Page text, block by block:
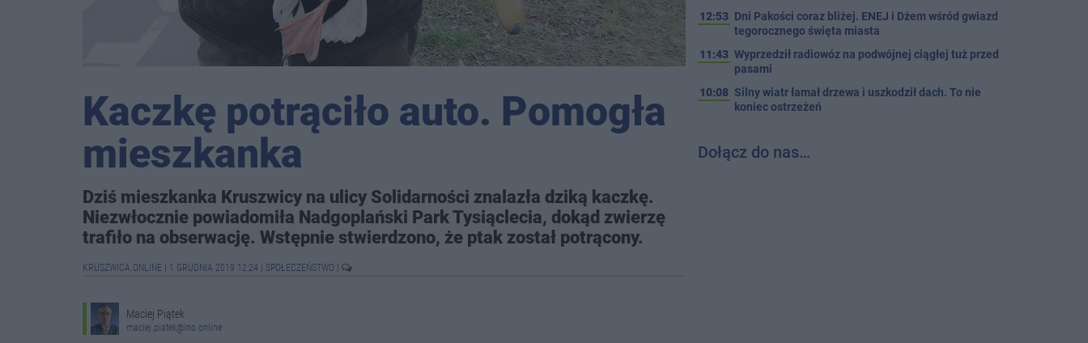
Kaczkę potrąciło auto. Pomogła
mieszkanka
Dziś mieszkanka Kruszwicy na ulicy Solidarności znalazła dziką kaczkę.
Niezwłocznie powiadomiła Nadgoplański Park Tysiąclecia, dokąd zwierzę
trafiło na obserwację. Wstępnie stwierdzono, że ptak został potrącony.
KRUSZWICA.ONLINE 1 GRUDNIA 2019 12:24 SPOŁECZEŃSTWO
Maciej Piątek
maciej.piatek@ino.online
12:53 Dni Pakości coraz bliżej. ENEJ i Dżem wśród gwiazd
tegorocznego święta miasta
11:43 Wyprzedził radiowóz na podwójnej ciągłej tuż przed
pasami
10:08 Silny wiatr łamał drzewa i uszkodził dach. To nie
koniec ostrzeżeń
Dołącz do nas…